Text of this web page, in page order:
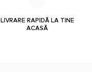
LIVRARE RAPIDĂ LA TINE
ACASĂ